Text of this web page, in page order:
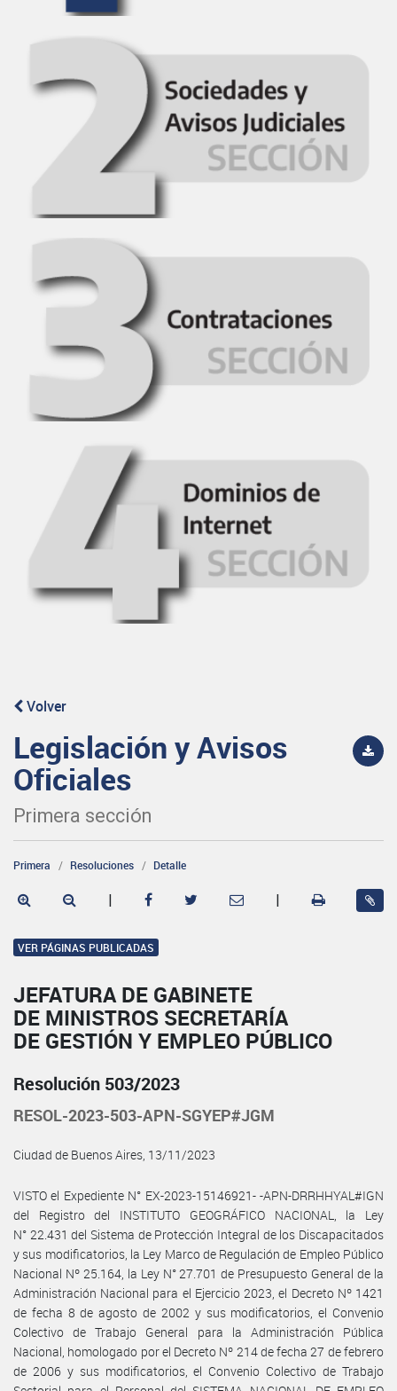
Volver
Legislación y Avisos
Oficiales
Primera sección
Primera Resoluciones Detalle
| |
VER PÁGINAS PUBLICADAS
JEFATURA DE GABINETE
DE MINISTROS SECRETARÍA
DE GESTIÓN Y EMPLEO PÚBLICO
Resolución 503/2023
RESOL-2023-503-APN-SGYEP#JGM
Ciudad de Buenos Aires, 13/11/2023
VISTO el Expediente N° EX-2023-15146921- -APN-DRRHHYAL#IGN
del Registro del INSTITUTO GEOGRÁFICO NACIONAL, la Ley
N° 22.431 del Sistema de Protección Integral de los Discapacitados
y sus modificatorios, la Ley Marco de Regulación de Empleo Público
Nacional Nº 25.164, la Ley N° 27.701 de Presupuesto General de la
Administración Nacional para el Ejercicio 2023, el Decreto Nº 1421
de fecha 8 de agosto de 2002 y sus modificatorios, el Convenio
Colectivo de Trabajo General para la Administración Pública
Nacional, homologado por el Decreto Nº 214 de fecha 27 de febrero
de 2006 y sus modificatorios, el Convenio Colectivo de Trabajo